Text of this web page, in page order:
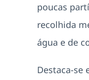
poucas
recolhida
água e de
Destaca-se